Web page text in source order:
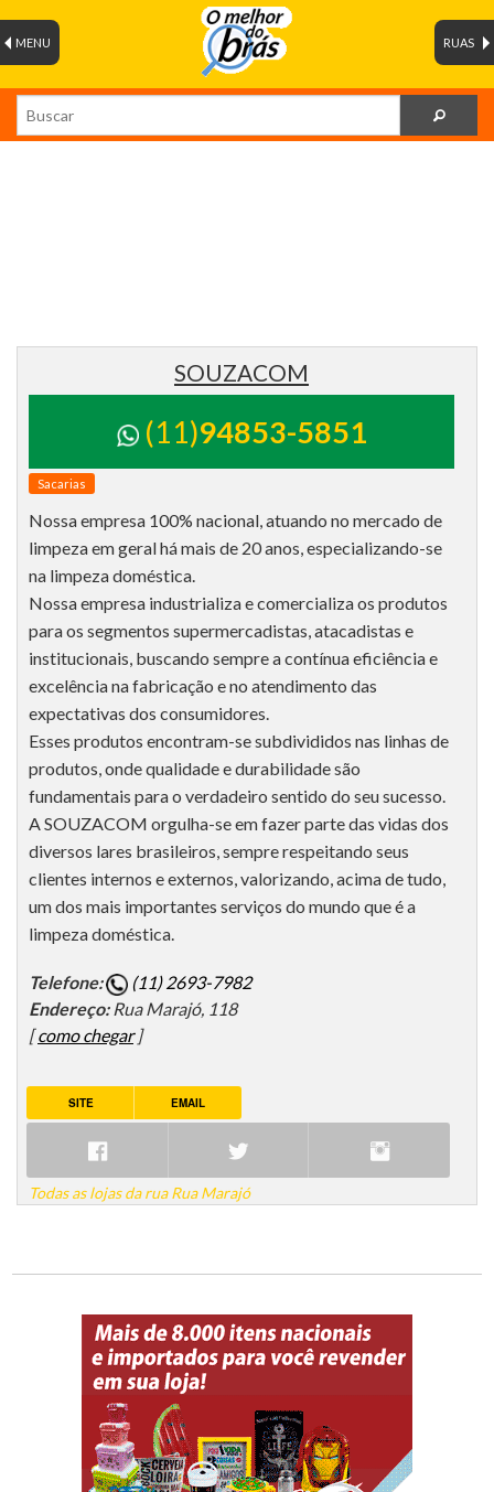
RUAS
MENU
SOUZACOM
(11)94853-5851
Sacarias
Nossa empresa 100% nacional, atuando no mercado de
limpeza em geral há mais de 20 anos, especializando-se
na limpeza doméstica.
Nossa empresa industrializa e comercializa os produtos
para os segmentos supermercadistas, atacadistas e
institucionais, buscando sempre a contínua eficiência e
excelência na fabricação e no atendimento das
expectativas dos consumidores.
Esses produtos encontram-se subdivididos nas linhas de
produtos, onde qualidade e durabilidade são
fundamentais para o verdadeiro sentido do seu sucesso.
A SOUZACOM orgulha-se em fazer parte das vidas dos
diversos lares brasileiros, sempre respeitando seus
clientes internos e externos, valorizando, acima de tudo,
um dos mais importantes serviços do mundo que é a
limpeza doméstica.
Telefone:
(11) 2693-7982
Endereço: Rua Marajó, 118
[como chegar]
SITE EMAIL
Todas as lojas da rua Rua Marajó